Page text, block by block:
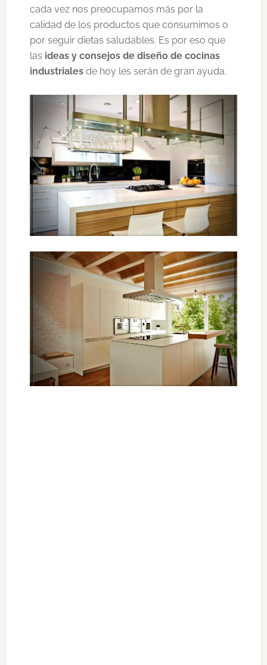
cada vez nos preocupamos más por la
calidad de los productos que consumimos o
por seguir dietas saludables. Es por eso que
las ideas y consejos de diseño de cocinas
industrialesde hoy les serán de gran ayuda.